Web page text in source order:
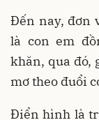
Đến nay, đơn
là con em
khăn, qua đó,
mơ theo đuổi
Điển hình là